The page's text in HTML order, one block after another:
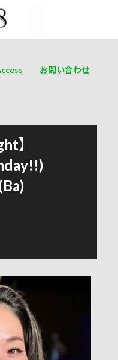
お問い合わせ
】